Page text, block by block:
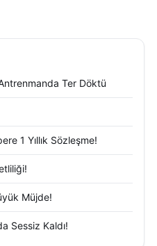
Ter Döktü
1 Yıllık Sözleşme!
Müjde!
Sessiz Kaldı!